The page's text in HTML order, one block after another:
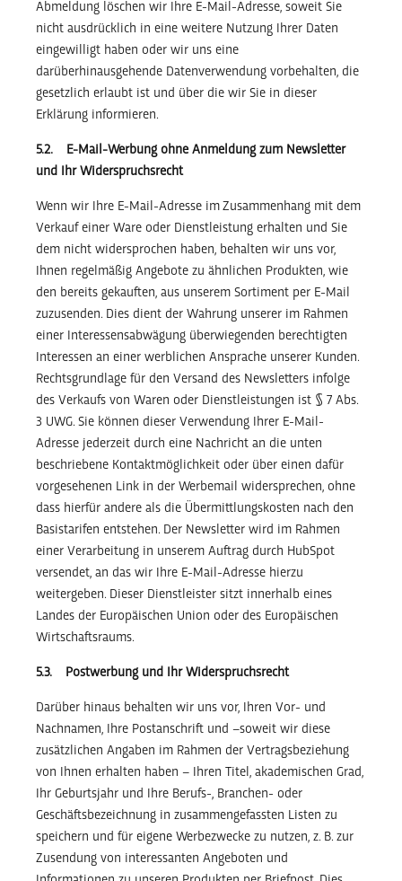
Abmeldung löschen wir Ihre E-Mail-Adresse, soweit Sie
nicht ausdrücklich in eine weitere Nutzung Ihrer Daten
eingewilligt haben oder wir uns eine
darüberhinausgehende Datenverwendung vorbehalten, die
gesetzlich erlaubt ist und über die wir Sie in dieser
Erklärung informieren.
5.2. E-Mail-Werbung ohne Anmeldung zum Newsletter
und Ihr Widerspruchsrecht
Wenn wir Ihre E-Mail-Adresse im Zusammenhang mit dem
Verkauf einer Ware oder Dienstleistung erhalten und Sie
dem nicht widersprochen haben, behalten wir uns vor,
Ihnen regelmäßig Angebote zu ähnlichen Produkten, wie
den bereits gekauften, aus unserem Sortiment per E-Mail
zuzusenden. Dies dient der Wahrung unserer im Rahmen
einer Interessensabwägung überwiegenden berechtigten
Interessen an einer werblichen Ansprache unserer Kunden.
Rechtsgrundlage für den Versand des Newsletters infolge
des Verkaufs von Waren oder Dienstleistungen ist § 7 Abs.
3 UWG. Sie können dieser Verwendung Ihrer E-Mail-
Adresse jederzeit durch eine Nachricht an die unten
beschriebene Kontaktmöglichkeit oder über einen dafür
vorgesehenen Link in der Werbemail widersprechen, ohne
dass hierfür andere als die Übermittlungskosten nach den
Basistarifen entstehen. Der Newsletter wird im Rahmen
einer Verarbeitung in unserem Auftrag durch HubSpot
versendet, an das wir Ihre E-Mail-Adresse hierzu
weitergeben. Dieser Dienstleister sitzt innerhalb eines
Landes der Europäischen Union oder des Europäischen
Wirtschaftsraums.
5.3. Postwerbung und Ihr Widerspruchsrecht
Darüber hinaus behalten wir uns vor, Ihren Vor- und
Nachnamen, Ihre Postanschrift und –soweit wir diese
zusätzlichen Angaben im Rahmen der Vertragsbeziehung
von Ihnen erhalten haben – Ihren Titel, akademischen Grad,
Ihr Geburtsjahr und Ihre Berufs-, Branchen- oder
Geschäftsbezeichnung in zusammengefassten Listen zu
speichern und für eigene Werbezwecke zu nutzen, z. B. zur
Zusendung von interessanten Angeboten und